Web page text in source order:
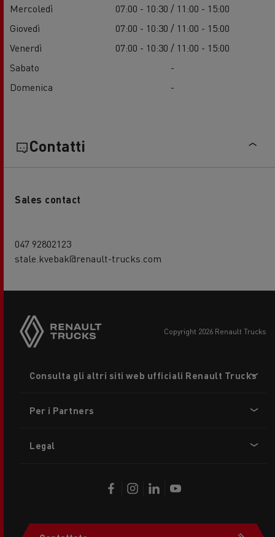
Mercoledì
07:00 - 10:30 / 11:00 - 15:00
Giovedì
07:00 - 10:30 / 11:00 - 15:00
Venerdì
07:00 - 10:30 / 11:00 - 15:00
Sabato
-
Domenica
-
Contatti
Sales contact
047 92802123
stale.kvebak@renault-trucks.com
copyright 2026 Renault Trucks
menu
Consulta gli altri siti web ufficiali Renault Trucks
Per i Partners
Legal